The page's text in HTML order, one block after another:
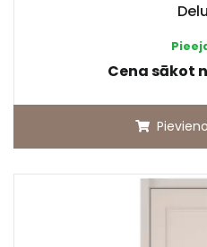
Cena sākot